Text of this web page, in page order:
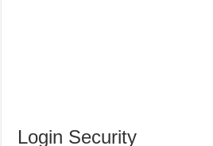
Login Security